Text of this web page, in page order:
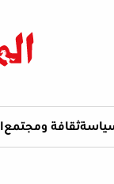
ثقافة ومجتمع